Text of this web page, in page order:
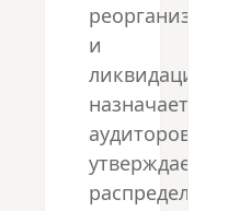
реорганизации
и
ликвидации,
назначает
аудиторов,
утверждает
распределение